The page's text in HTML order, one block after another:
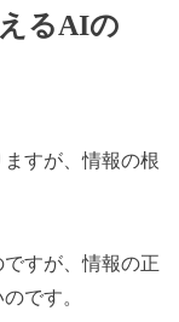
るAIの
すが、情報の根
すが、情報の正
です。